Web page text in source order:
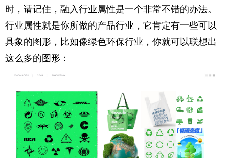
时，请记住，融入行业属性是一个非常不错的办法。
行业属性就是你所做的产品行业，它肯定有一些可以
具象的图形，比如像绿色环保行业，你就可以联想出
这么多的图形：